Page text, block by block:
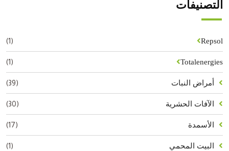
التصنيفات
Repsol
(1)
Totalenergies
(1)
أمراض النبات (39)
الآفات الحشرية (30)
الأسمدة (17)
البيت المحمي (1)